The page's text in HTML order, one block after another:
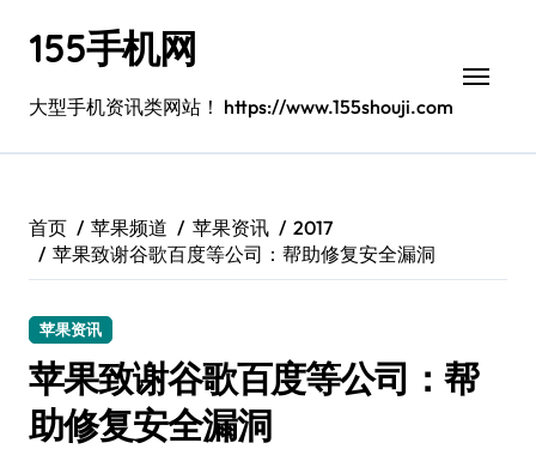
155手机网
大型手机资讯类网站！ https://www.155shouji.com
首页 苹果频道 苹果资讯
2017
苹果致谢谷歌百度等公司：帮助修复安全漏洞
苹果资讯
苹果致谢谷歌百度等公司：帮
助修复安全漏洞